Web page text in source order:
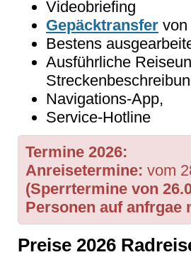
Videobriefing
Gepäcktransfer von
Bestens
Ausführliche
Navigations-App,
Service-Hotline
Termine 2026:
Anreisetermine: vom
(Sperrtermine von
Personen auf anfrgae
Preise 2026